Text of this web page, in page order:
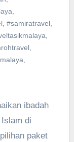
,
, #samiratravel,
,
,
,
di
paket